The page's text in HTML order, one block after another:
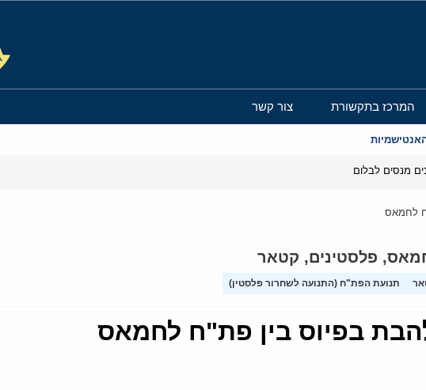
המרכז בתקשורת צור קשר
אנטישמיות
מנסים לבלום
לחמאס
, פלסטינים, קטאר
תנועת הפת"ח (התנועה לשחרור פלסטין)
בפיוס בין פת"ח לחמאס